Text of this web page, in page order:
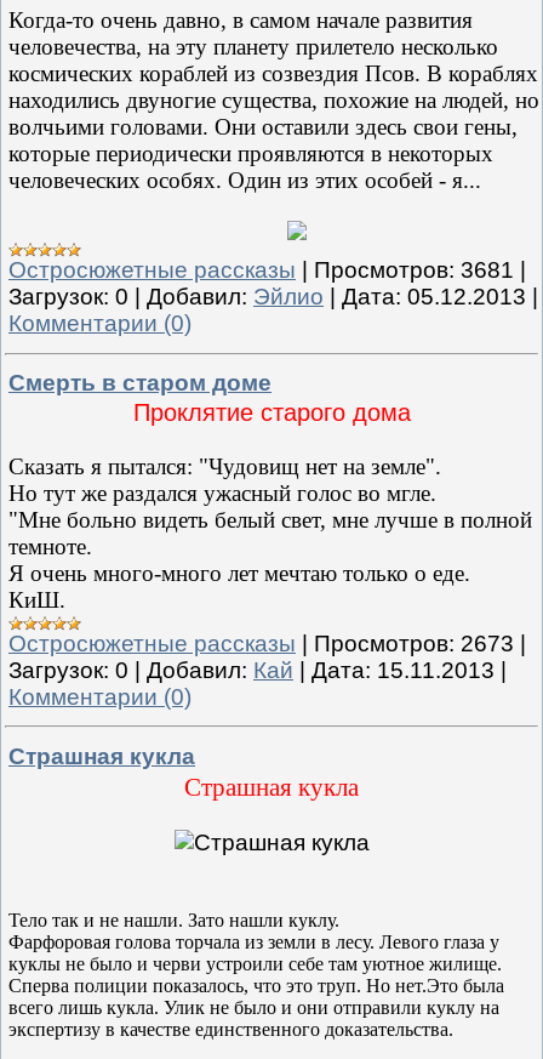
Когда-то очень давно, в самом начале развития
человечества, на эту планету прилетело несколько
космических кораблей из созвездия Псов. В кораблях
находились двуногие существа, похожие на людей, но
волчьими головами. Они оставили здесь свои гены,
которые периодически проявляются в некоторых
человеческих особях. Один из этих особей - я...
Остросюжетные рассказы Просмотров: 3681
Загрузок: 0 Добавил: Эйлио Дата: 05.12.2013
Комментарии (0)
Смерть в старом доме
Проклятие старого дома
Сказать я пытался: "Чудовищ нет на земле".
Но тут же раздался ужасный голос во мгле.
"Мне больно видеть белый свет, мне лучше в полной
темноте.
Я очень много-много лет мечтаю только о еде.
КиШ.
Остросюжетные рассказы
Просмотров: 2673
Загрузок: 0 Добавил: Кай Дата: 15.11.2013
Комментарии (0)
Страшная кукла
Страшная кукла
Тело так и не нашли. Зато нашли куклу.
Фарфоровая голова торчала из земли в лесу. Левого глаза у
куклы не было и черви устроили себе там уютное жилище.
Сперва полиции показалось, что это труп. Но нет.Это была
всего лишь кукла. Улик не было и они отправили куклу на
экспертизу в качестве единственного доказательства.